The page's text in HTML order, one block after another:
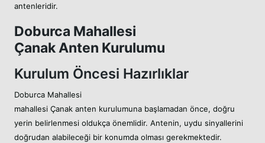
antenleridir.
Doburca Mahallesi
Çanak Anten Kurulumu
Kurulum Öncesi Hazırlıklar
Doburca Mahallesi
mahallesi Çanak anten kurulumuna başlamadan önce, doğru
yerin belirlenmesi oldukça önemlidir. Antenin, uydu sinyallerini
doğrudan alabileceği bir konumda olması gerekmektedir.